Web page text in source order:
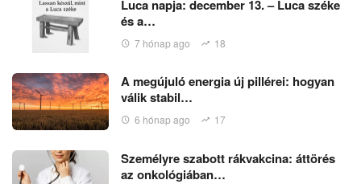
Luca napja: december 13. – Luca széke
és a…
7 hónap ago 18
A megújuló energia új pillérei: hogyan
válik stabil…
6 hónap ago 17
Személyre szabott rákvakcina: áttörés
az onkológiában…